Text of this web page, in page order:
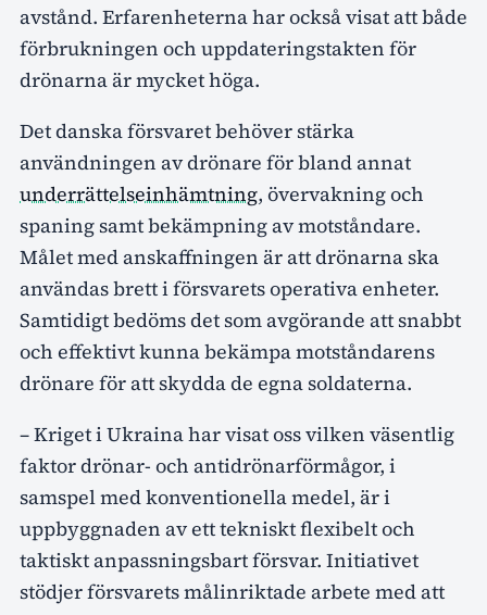
avstånd. Erfarenheterna har också visat att både
förbrukningen och uppdateringstakten för
drönarna är mycket höga.
Det danska försvaret behöver stärka
användningen av drönare för bland annat
underrättelseinhämtning, övervakning och
spaning samt bekämpning av motståndare.
Målet med anskaffningen är att drönarna ska
användas brett i försvarets operativa enheter.
Samtidigt bedöms det som avgörande att snabbt
och effektivt kunna bekämpa motståndarens
drönare för att skydda de egna soldaterna.
– Kriget i Ukraina har visat oss vilken väsentlig
faktor drönar- och antidrönarförmågor, i
samspel med konventionella medel, är i
uppbyggnaden av ett tekniskt flexibelt och
taktiskt anpassningsbart försvar. Initiativet
stödjer försvarets målinriktade arbete med att